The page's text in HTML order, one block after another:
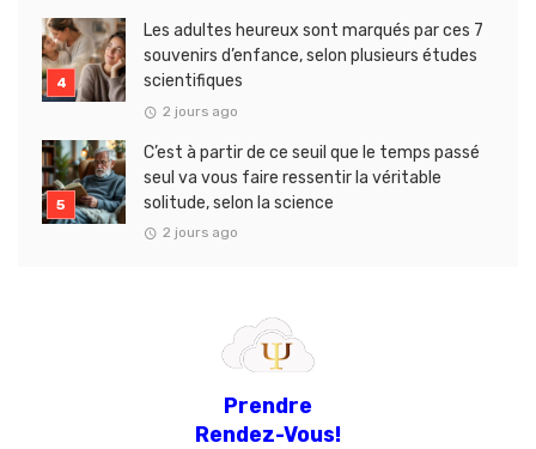
Les adultes heureux sont marqués par ces 7
souvenirs d’enfance, selon plusieurs études
scientifiques
2 jours ago
C’est à partir de ce seuil que le temps passé
seul va vous faire ressentir la véritable
solitude, selon la science
2 jours ago
Prendre
Rendez-Vous!